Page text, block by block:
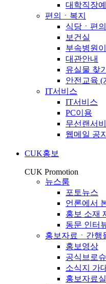
대학직장
편의ㆍ복지
식당ㆍ편
보건실
부속병원
대관안내
유실물 찾기
안전교육 (
IT서비스
IT서비스
PC이용
무선랜서
웹메일 공
CUK홍보
CUK Promotion
뉴스룸
포토뉴스
언론에서
홍보 소재
동문 인터
홍보자료ㆍ간행
홍보영상
공식브로
소식지 가
홍보자료실